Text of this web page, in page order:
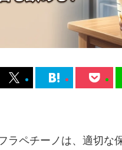
ラペチーノは、適切な